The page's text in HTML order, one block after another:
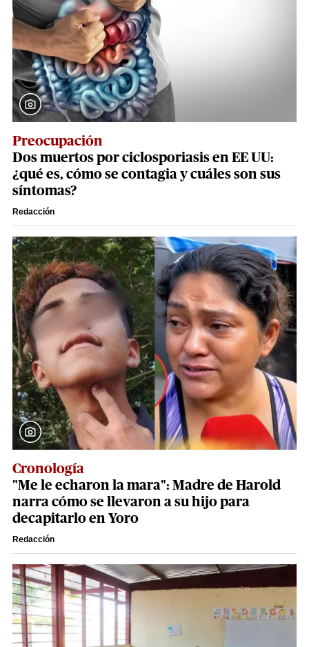
Preocupación
Dos muertos por ciclosporiasis en EE UU:
¿qué es, cómo se contagia y cuáles son sus
síntomas?
Redacción
Cronología
"Me le echaron la mara": Madre de Harold
narra cómo se llevaron a su hijo para
decapitarlo en Yoro
Redacción